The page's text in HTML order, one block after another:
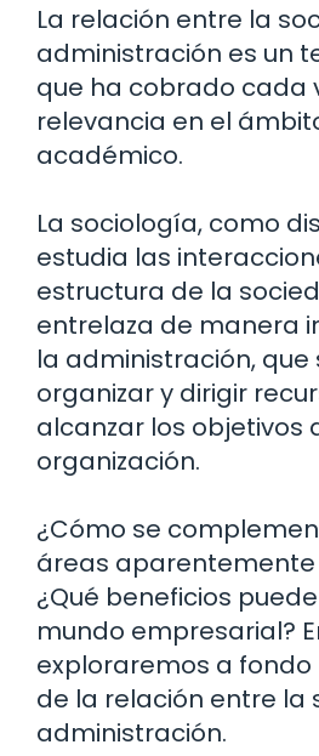
La relación entre la
administración es un
que ha cobrado cada
relevancia en el
académico.
La sociología, como
estudia las
estructura de la
entrelaza de manera
la administración,
organizar y dirigir
alcanzar los objetivos
organización.
¿Cómo se
áreas aparentemente
¿Qué beneficios
mundo empresarial?
exploraremos a
de la relación entre la
administración.